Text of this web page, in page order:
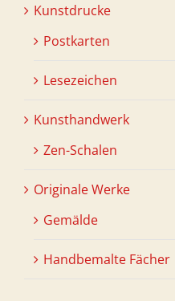
Kunstdrucke
Postkarten
Lesezeichen
Kunsthandwerk
Zen-Schalen
Originale Werke
Gemälde
Handbemalte Fächer